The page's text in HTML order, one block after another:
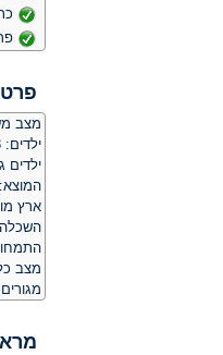
מצב
ילדים: 3
ילדים
ארץ
מצב